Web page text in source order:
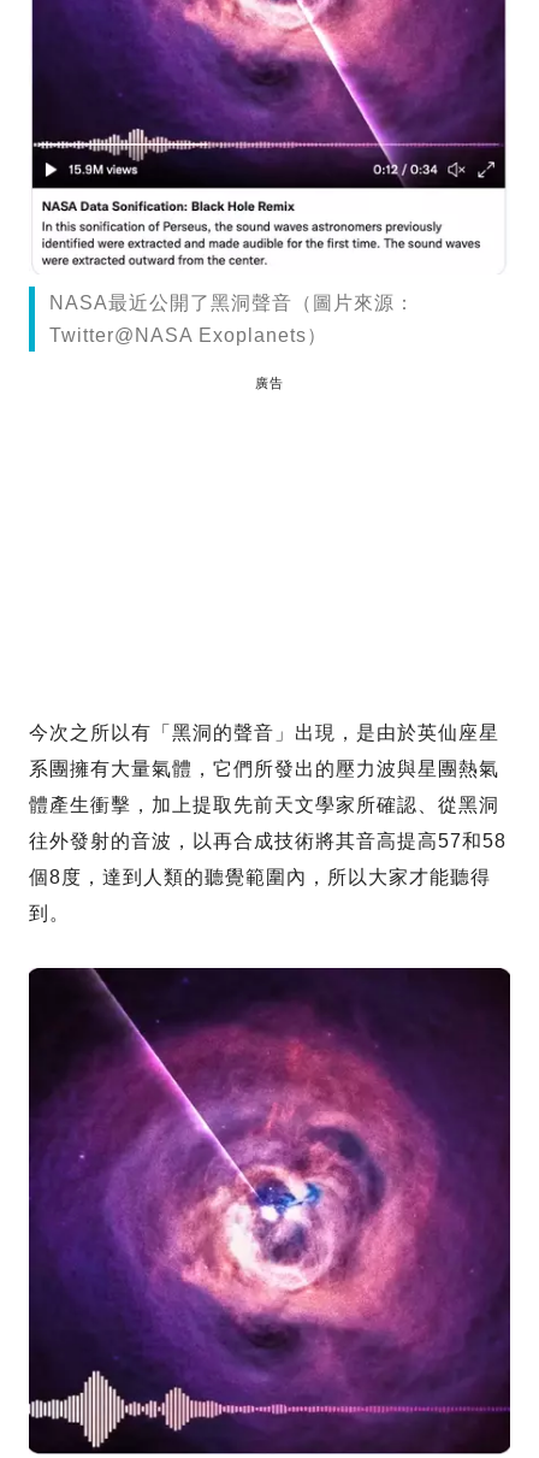
NASA最近公開了黑洞聲音（圖片來源：
Twitter@NASA Exoplanets）
廣告
今次之所以有「黑洞的聲音」出現，是由於英仙座星
系團擁有大量氣體，它們所發出的壓力波與星團熱氣
體產生衝擊，加上提取先前天文學家所確認、從黑洞
往外發射的音波，以再合成技術將其音高提高57和58
個8度，達到人類的聽覺範圍內，所以大家才能聽得
到。